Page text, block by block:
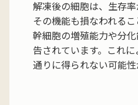
解凍後の細胞は、生存
その機能も損なわれるこ
幹細胞の増殖能力や分
告されています。これ
通りに得られない可能性